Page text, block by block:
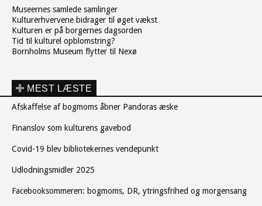
Museernes samlede samlinger
Kulturerhvervene bidrager til øget vækst
Kulturen er på borgernes dagsorden
Tid til kulturel opblomstring?
Bornholms Museum flytter til Nexø
MEST LÆSTE
Afskaffelse af bogmoms åbner Pandoras æske
Finanslov som kulturens gavebod
Covid-19 blev bibliotekernes vendepunkt
Udlodningsmidler 2025
Facebooksommeren: bogmoms, DR, ytringsfrihed og morgensang